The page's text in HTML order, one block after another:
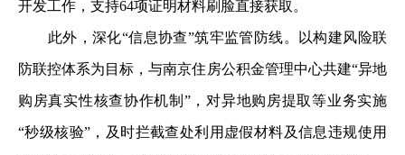
开发工作，支持64项证明材料刷脸直接获取。
此外，深化“信息协查”筑牢监管防线。以构建风险联
防联控体系为目标，与南京住房公积金管理中心共建“异地
购房真实性核查协作机制”，对异地购房提取等业务实施
“秒级核验”，及时拦截查处利用虚假材料及信息违规使用